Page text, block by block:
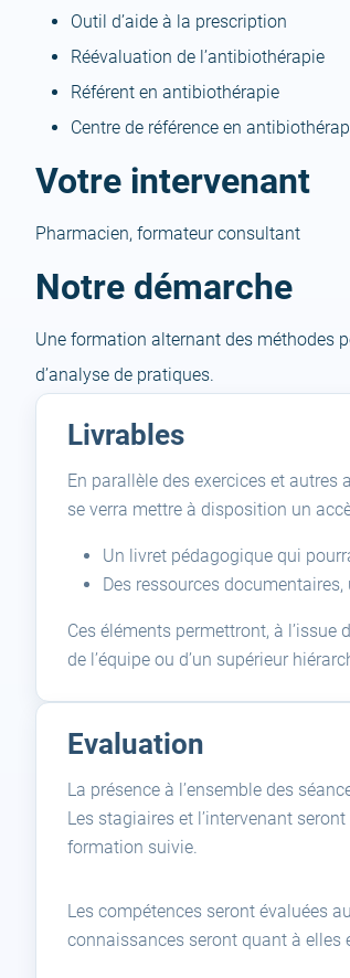
Outil d’aide à la prescription
Réévaluation de l’antibiothérapie
Référent en antibiothérapie
Centre de référence en
Votre intervenant
Pharmacien, formateur consultant
Notre démarche
Une formation alternant des méthodes
d’analyse de pratiques.
Livrables
En parallèle des exercices et
se verra mettre à disposition un
Un livret pédagogique qui
Des ressources
Ces éléments permettront, à
de l’équipe ou d’un supérieur
Evaluation
La présence à l’ensemble des
Les stagiaires et l’intervenant
formation suivie.
Les compétences seront évaluées
connaissances seront quant à elles